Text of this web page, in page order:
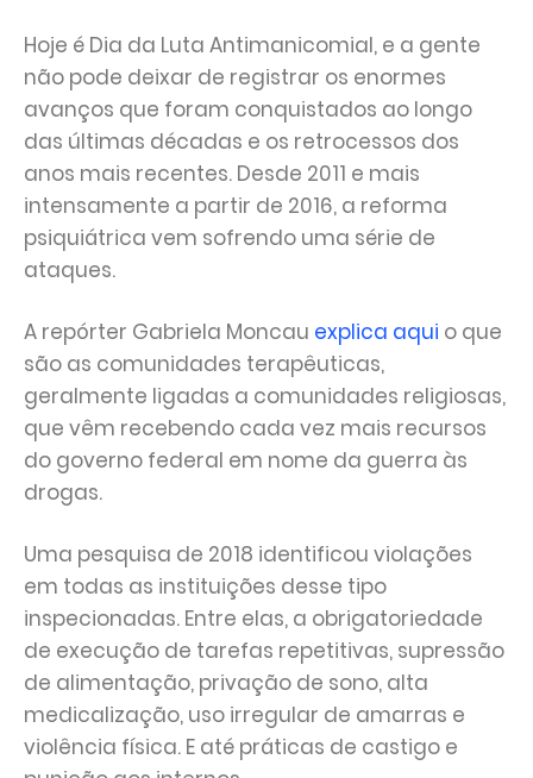
Hoje é Dia da Luta Antimanicomial, e a gente
não pode deixar de registrar os enormes
avanços que foram conquistados ao longo
das últimas décadas e os retrocessos dos
anos mais recentes. Desde 2011 e mais
intensamente a partir de 2016, a reforma
psiquiátrica vem sofrendo uma série de
ataques.
A repórter Gabriela Moncau explica aqui o que
são as comunidades terapêuticas,
geralmente ligadas a comunidades religiosas,
que vêm recebendo cada vez mais recursos
do governo federal em nome da guerra às
drogas.
Uma pesquisa de 2018 identificou violações
em todas as instituições desse tipo
inspecionadas. Entre elas, a obrigatoriedade
de execução de tarefas repetitivas, supressão
de alimentação, privação de sono, alta
medicalização, uso irregular de amarras e
violência física. E até práticas de castigo e